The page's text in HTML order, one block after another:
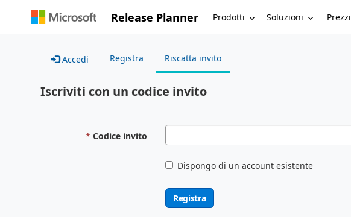
Release Planner Prodotti Soluzioni Prezzi
Accedi Registra Riscatta invito
Iscriviti con un codice invito
Codice invito
Dispongo di un account esistente
Registra